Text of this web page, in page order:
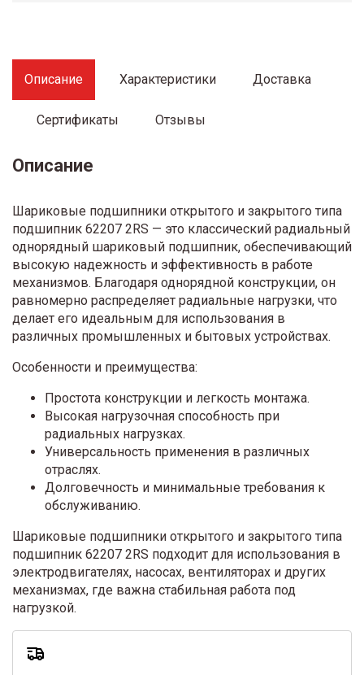
Описание Характеристики Доставка
Сертификаты Отзывы
Описание
Шариковые подшипники открытого и закрытого типа
подшипник 62207 2RS — это классический радиальный
однорядный шариковый подшипник, обеспечивающий
высокую надежность и эффективность в работе
механизмов. Благодаря однорядной конструкции, он
равномерно распределяет радиальные нагрузки, что
делает его идеальным для использования в
различных промышленных и бытовых устройствах.
Особенности и преимущества:
Простота конструкции и легкость монтажа.
Высокая нагрузочная способность при
радиальных нагрузках.
Универсальность применения в различных
отраслях.
Долговечность и минимальные требования к
обслуживанию.
Шариковые подшипники открытого и закрытого типа
подшипник 62207 2RS подходит для использования в
электродвигателях, насосах, вентиляторах и других
механизмах, где важна стабильная работа под
нагрузкой.